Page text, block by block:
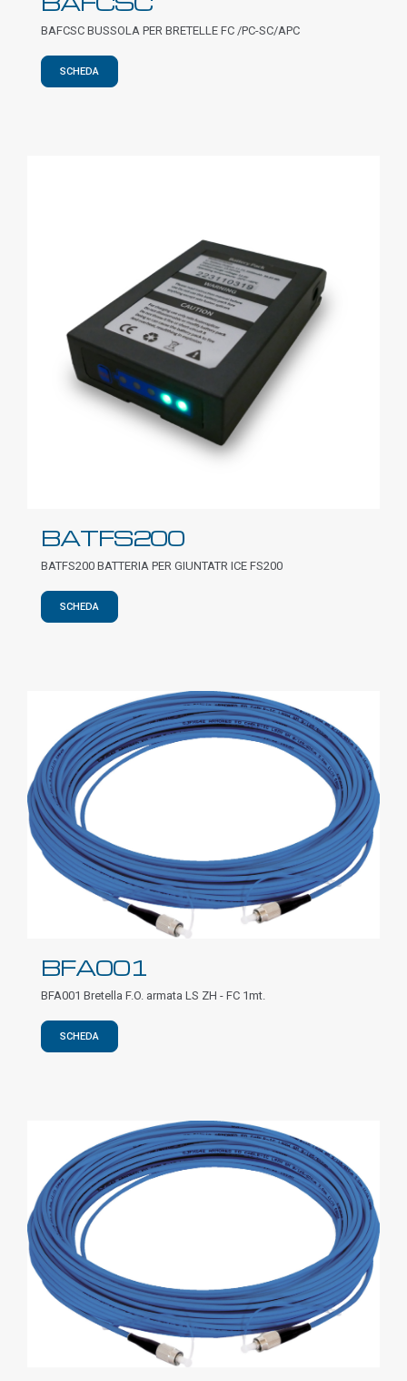
BAFCSC BUSSOLA PER BRETELLE FC /PC-SC/APC
SCHEDA
BATFS200
BATFS200 BATTERIA PER GIUNTATR ICE FS200
SCHEDA
BFA001
BFA001 Bretella F.O. armata LS ZH - FC 1mt.
SCHEDA